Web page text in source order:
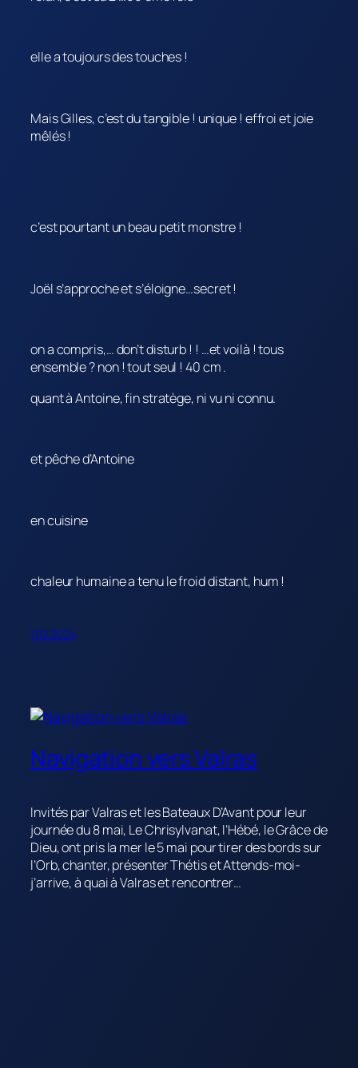
elle a toujours des touches !
Mais Gilles, c’est du tangible ! unique ! effroi et joie
mêlés !
c’est pourtant un beau petit monstre !
Joël s’approche et s’éloigne…secret !
on a compris,… don’t disturb ! ! …et voilà ! tous
ensemble ? non ! tout seul ! 40 cm .
quant à Antoine, fin stratège, ni vu ni connu.
et pêche d’Antoine
en cuisine
chaleur humaine a tenu le froid distant, hum !
11.12.2024
Navigation vers Valras
Invités par Valras et les Bateaux D’Avant pour leur
journée du 8 mai, Le Chrisylvanat, l’Hébé, le Grâce de
Dieu, ont pris la mer le 5 mai pour tirer des bords sur
l’Orb, chanter, présenter Thétis et Attends-moi-
j’arrive, à quai à Valras et rencontrer…